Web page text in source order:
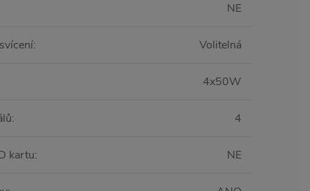
NE
: Volitelná
4x50W
: 4
kartu: NE